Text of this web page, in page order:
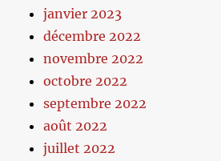
janvier 2023
décembre 2022
novembre 2022
octobre 2022
septembre 2022
août 2022
juillet 2022